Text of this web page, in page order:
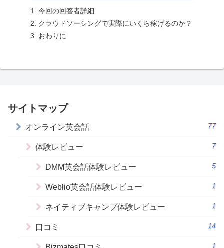
今回の回答者詳細
クラウドソーシングで実際にいくら稼げるのか？
おわりに
サイトマップ
オンライン英会話 77
体験レビュー 7
DMM英会話体験レビュー 5
Weblio英会話体験レビュー 1
ネイティブキャンプ体験レビュー 1
口コミ 14
1